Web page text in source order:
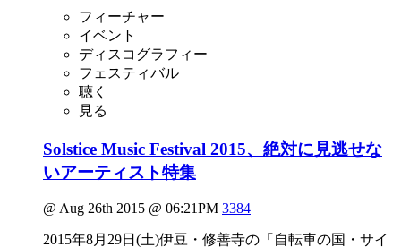
フィーチャー
イベント
ディスコグラフィー
フェスティバル
聴く
見る
Solstice Music Festival 2015、絶対に見逃せな
いアーティスト特集
@ Aug 26th 2015 @ 06:21PM 3384
2015年8月29日(土)伊豆・修善寺の「自転車の国・サイ